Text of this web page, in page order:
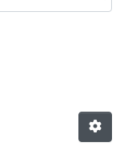
звітів